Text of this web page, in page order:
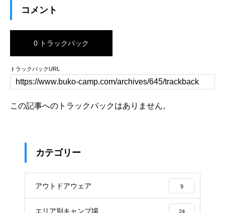
コメント
0 トラックバック
トラックバックURL
この記事へのトラックバックはありません。
カテゴリー
アウトドアウェア 9
エリア別キャンプ場 24